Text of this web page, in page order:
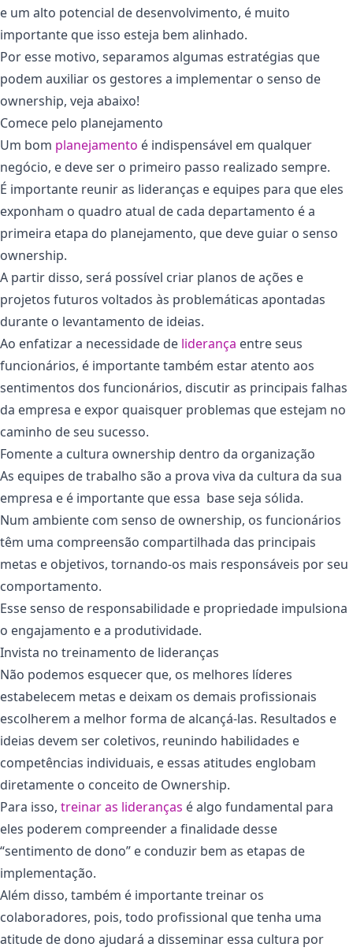
e um alto potencial de desenvolvimento, é muito
importante que isso esteja bem alinhado.
Por esse motivo, separamos algumas estratégias que
podem auxiliar os gestores a implementar o senso de
ownership, veja abaixo!
Comece pelo planejamento
Um bom planejamento é indispensável em qualquer
negócio, e deve ser o primeiro passo realizado sempre.
É importante reunir as lideranças e equipes para que eles
exponham o quadro atual de cada departamento é a
primeira etapa do planejamento, que deve guiar o senso
ownership.
A partir disso, será possível criar planos de ações e
projetos futuros voltados às problemáticas apontadas
durante o levantamento de ideias.
Ao enfatizar a necessidade de liderança entre seus
funcionários, é importante também estar atento aos
sentimentos dos funcionários, discutir as principais falhas
da empresa e expor quaisquer problemas que estejam no
caminho de seu sucesso.
Fomente a cultura ownership dentro da organização
As equipes de trabalho são a prova viva da cultura da sua
empresa e é importante que essa base seja sólida.
Num ambiente com senso de ownership, os funcionários
têm uma compreensão compartilhada das principais
metas e objetivos, tornando-os mais responsáveis ​​por seu
comportamento.
Esse senso de responsabilidade e propriedade impulsiona
o engajamento e a produtividade.
Invista no treinamento de lideranças
Não podemos esquecer que, os melhores líderes
estabelecem metas e deixam os demais profissionais
escolherem a melhor forma de alcançá-las. Resultados e
ideias devem ser coletivos, reunindo habilidades e
competências individuais, e essas atitudes englobam
diretamente o conceito de Ownership.
Para isso, treinar as lideranças é algo fundamental para
eles poderem compreender a finalidade desse
“sentimento de dono” e conduzir bem as etapas de
implementação.
Além disso, também é importante treinar os
colaboradores, pois, todo profissional que tenha uma
atitude de dono ajudará a disseminar essa cultura por